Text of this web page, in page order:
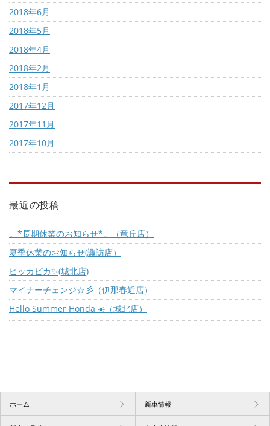
2018年6月
2018年5月
2018年4月
2018年2月
2018年1月
2017年12月
2017年11月
2017年10月
最近の投稿
。*長期休業のお知らせ*。（竜丘店）
夏季休業のお知らせ(諏訪店）
ピッカピカ✨(城北店)
マイナーチェンジ☆彡（伊那春近店）
Hello Summer Honda ☀️（城北店）
ホーム 新車情報